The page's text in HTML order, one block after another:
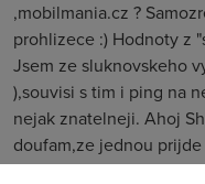
,mobilmania.cz ?
prohlizece :) Hodnoty z
Jsem ze sluknovskeho
),souvisi s tim i ping na
nejak znatelneji. Ahoj
doufam,ze jednou
vsichni pozadime na